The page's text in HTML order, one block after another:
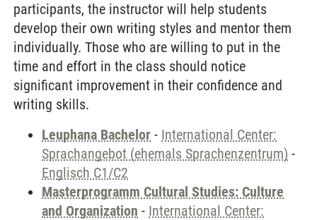
participants, the instructor will help students
develop their own writing styles and mentor them
individually. Those who are willing to put in the
time and effort in the class should notice
significant improvement in their confidence and
writing skills.
Leuphana Bachelor - International Center:
Sprachangebot (ehemals Sprachenzentrum) -
Englisch C1/C2
Masterprogramm Cultural Studies: Culture
and Organization - International Center: